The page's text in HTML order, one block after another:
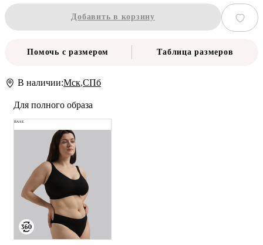
Добавить в корзину
Помочь с размером Таблица размеров
В наличии:Мск,СПб
Для полного образа
BASE